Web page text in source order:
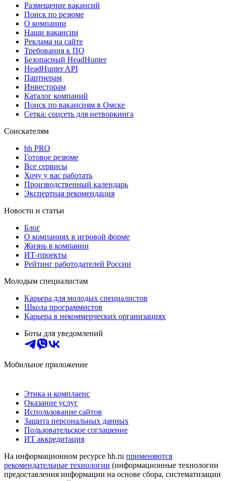
Размещение вакансий
Поиск по резюме
О компании
Наши вакансии
Реклама на сайте
Требования к ПО
Безопасный HeadHunter
HeadHunter API
Партнерам
Инвесторам
Каталог компаний
Поиск по вакансиям в Омске
Сетка: соцсеть для нетворкинга
Соискателям
hh PRO
Готовое резюме
Все сервисы
Хочу у вас работать
Производственный календарь
Экспертная рекомендация
Новости и статьи
Блог
О компаниях в игровой форме
Жизнь в компании
ИТ-проекты
Рейтинг работодателей России
Молодым специалистам
Карьера для молодых специалистов
Школа программистов
Карьера в некоммерческих организациях
Боты для уведомлений
Мобильное приложение
Этика и комплаенс
Оказание услуг
Использование сайтов
Защита персональных данных
Пользовательское соглашение
ИТ аккредитация
На информационном ресурсе hh.ru применяются
рекомендательные технологии (информационные технологии
предоставления информации на основе сбора, систематизации